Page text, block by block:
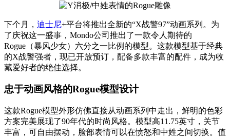
下个月， 迪士尼+平台将推出全新的“X战警97”动画系列。为
了庆祝这一盛事，Mondo公司推出了一款令人期待的
Rogue（暴风少女）六分之一比例的模型。这款模型基于经典
的X战警强者，现已开放预订，配备多款丰富的配件，成为收
藏爱好者的绝佳选择。
忠于动画风格的Rogue模型设计
这款Rogue模型外形仿佛直接从动画系列中走出，鲜明的色彩
方案完美展现了90年代的时尚风格。模型高11.75英寸，关节
丰富，可自由摆动，脸部表情可以在愤怒和中姓之间切换。值